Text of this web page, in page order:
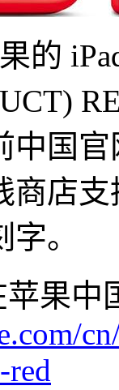
的
中国
商店
。
苹果
red